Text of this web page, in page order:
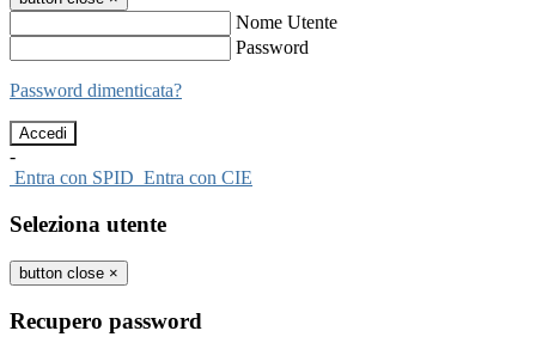
Nome Utente
Password
Password dimenticata?
-
Entra con SPID Entra con CIE
Seleziona utente
button close ×
Recupero password